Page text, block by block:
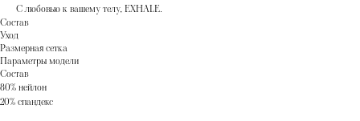
С любовью к вашему телу, EXHALE.
Состав
Уход
Размерная сетка
Параметры модели
Состав
80% нейлон
20% спандекс